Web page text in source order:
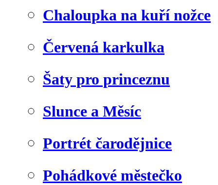
Chaloupka na kuří nožce
Červená karkulka
Šaty pro princeznu
Slunce a Měsíc
Portrét čarodějnice
Pohádkové městečko